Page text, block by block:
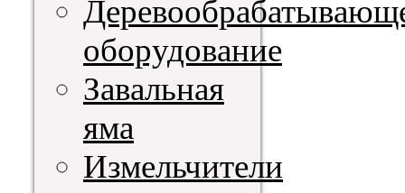
оборудование
Завальная
яма
Измельчители